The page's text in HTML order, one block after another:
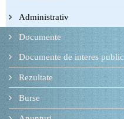
Administrativ
Documente
Documente de interes public
Rezultate
Burse